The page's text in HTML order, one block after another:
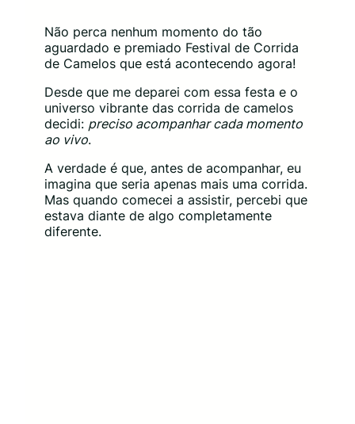
Não perca nenhum momento do tão
aguardado e premiado Festival de Corrida
de Camelos que está acontecendo agora!
Desde que me deparei com essa festa e o
universo vibrante das corrida de camelos
decidi: preciso acompanhar cada momento
ao vivo.
A verdade é que, antes de acompanhar, eu
imagina que seria apenas mais uma corrida.
Mas quando comecei a assistir, percebi que
estava diante de algo completamente
diferente.